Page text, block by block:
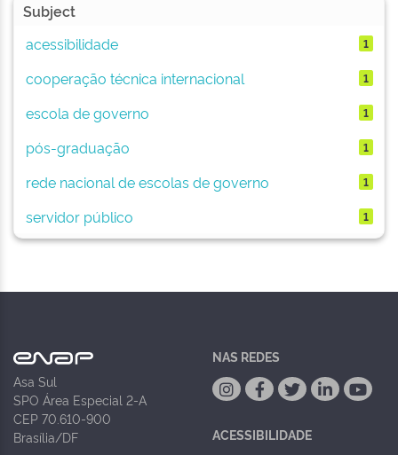
Subject
acessibilidade
1
cooperação técnica internacional 1
escola de governo 1
pós-graduação 1
rede nacional de escolas de governo 1
servidor público 1
Asa Sul
SPO Área Especial 2-A
CEP 70.610-900
Brasília/DF
NAS REDES
ACESSIBILIDADE